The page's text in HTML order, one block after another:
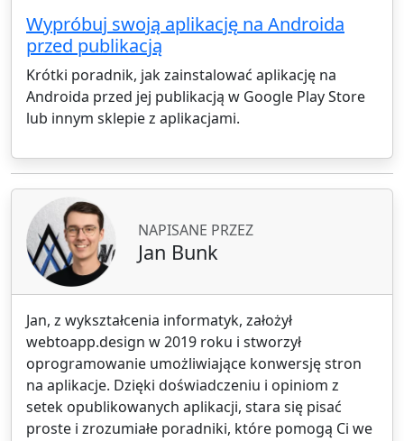
Wypróbuj swoją aplikację na Androida
przed publikacją
Krótki poradnik, jak zainstalować aplikację na
Androida przed jej publikacją w Google Play Store
lub innym sklepie z aplikacjami.
NAPISANE PRZEZ
Jan Bunk
Jan, z wykształcenia informatyk, założył
webtoapp.design w 2019 roku i stworzył
oprogramowanie umożliwiające konwersję stron
na aplikacje. Dzięki doświadczeniu i opiniom z
setek opublikowanych aplikacji, stara się pisać
proste i zrozumiałe poradniki, które pomogą Ci we